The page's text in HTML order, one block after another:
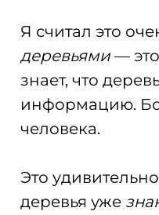
Я считал это
деревьями— это
знает, что
информацию.
человека.
Это
деревья уже